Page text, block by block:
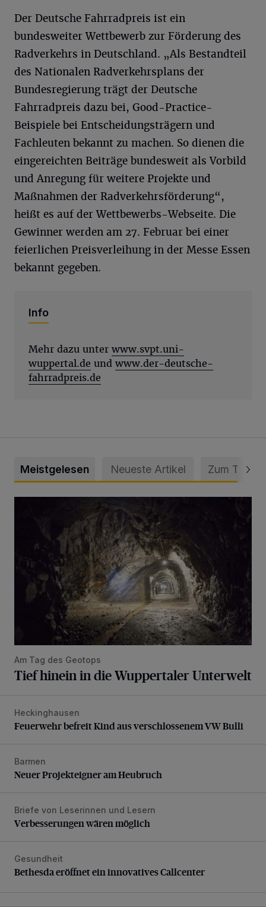
Der Deutsche Fahrradpreis ist ein
bundesweiter Wettbewerb zur Förderung des
Radverkehrs in Deutschland. „Als Bestandteil
des Nationalen Radverkehrsplans der
Bundesregierung trägt der Deutsche
Fahrradpreis dazu bei, Good-Practice-
Beispiele bei Entscheidungsträgern und
Fachleuten bekannt zu machen. So dienen die
eingereichten Beiträge bundesweit als Vorbild
und Anregung für weitere Projekte und
Maßnahmen der Radverkehrsförderung“,
heißt es auf der Wettbewerbs-Webseite. Die
Gewinner werden am 27. Februar bei einer
feierlichen Preisverleihung in der Messe Essen
bekannt gegeben.
Info
Mehr dazu unter www.svpt.uni-
wuppertal.de und www.der-deutsche-
fahrradpreis.de
Meistgelesen Neueste Artikel Zum Thema
Am Tag des Geotops
Tief hinein in die Wuppertaler Unterwelt
Feuerwehr befreit Kind aus verschlossenem VW Bulli
Heckinghausen
Feuerwehr befreit Kind aus verschlossenem VW Bulli
Neuer Projekteigner am Heubruch
Barmen
Neuer Projekteigner am Heubruch
Verbesserungen wären möglich
Briefe von Leserinnen und Lesern
Verbesserungen wären möglich
Bethesda eröffnet ein innovatives Callcenter
Gesundheit
Bethesda eröffnet ein innovatives Callcenter